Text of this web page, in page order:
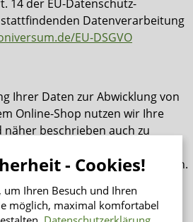
14 der EU-Datenschutz-
Datenverarbeitung
EU-DSGVO
Ihrer Daten zur Abwicklung von
Online-Shop nutzen wir Ihre
beschrieben auch zu
Sie jederzeit widersprechen.
an
Kontaktdaten ist ausreichend.
- Cookies!
um Ihren Besuch und Ihren
möglich, maximal komfortabel